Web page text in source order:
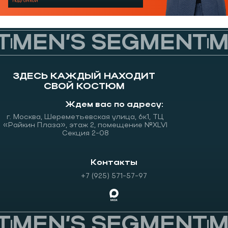
SEGMENT
ЗДЕСЬ КАЖДЫЙ НАХОДИТ
СВОЙ КОСТЮМ
Ждем вас по адресу:
г. Москва, Шереметьевская улица, 6к1, ТЦ
«Райкин Плаза», этаж 2, помещение №XLVI
Секция 2-08
Контакты
+7 (925) 571-57-97